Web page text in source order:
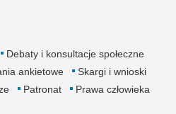
Debaty i konsultacje społeczne
ankietowe
Skargi i wnioski
Patronat
Prawa człowieka